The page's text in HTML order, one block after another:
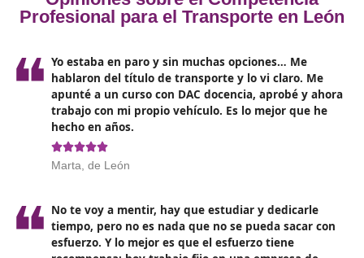
Los exámenes para tener el
certificado
El Test de conocimientos:Este examen consta de 200